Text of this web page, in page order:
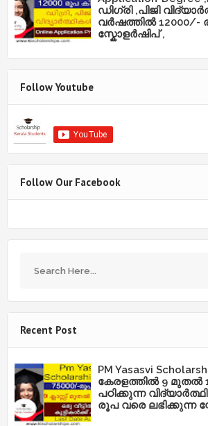
ഡിഗ്രി ,പിജി
വർഷത്തിൽ
സ്കോളർഷിപ് ,
Follow Youtube
Follow Our Facebook
Recent Post
PM Yasasvi
കേരളത്തിൽ 9 മുതൽ
പഠിക്കുന്ന
രൂപ വരെ ലഭിക്കുന്ന